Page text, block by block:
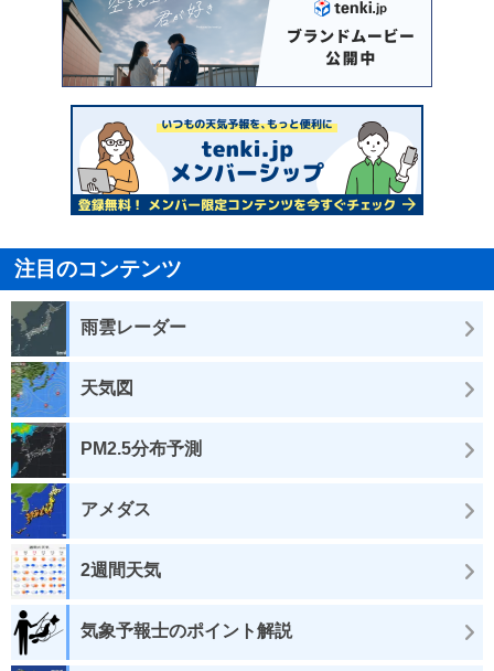
注目のコンテンツ
雨雲レーダー
天気図
PM2.5分布予測
アメダス
2週間天気
気象予報士のポイント解説